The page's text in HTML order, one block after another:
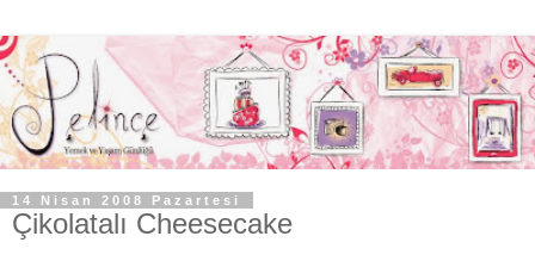
14 Nisan 2008 Pazartesi
Çikolatalı Cheesecake